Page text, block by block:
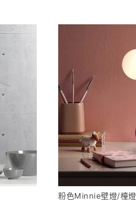
粉色Minnie壁燈/檯燈